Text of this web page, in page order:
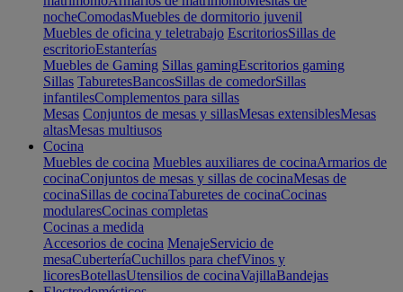
nocheComodasMuebles de dormitorio juvenil
Muebles de oficina y teletrabajo EscritoriosSillas de
escritorioEstanterías
Muebles de Gaming Sillas gamingEscritorios gaming
Sillas TaburetesBancosSillas de comedorSillas
infantilesComplementos para sillas
Mesas Conjuntos de mesas y sillasMesas extensiblesMesas
altasMesas multiusos
Cocina
Muebles de cocina Muebles auxiliares de cocinaArmarios de
cocinaConjuntos de mesas y sillas de cocinaMesas de
cocinaSillas de cocinaTaburetes de cocinaCocinas
modularesCocinas completas
Cocinas a medida
Accesorios de cocina MenajeServicio de
mesaCuberteríaCuchillos para chefVinos y
licoresBotellasUtensilios de cocinaVajillaBandejas